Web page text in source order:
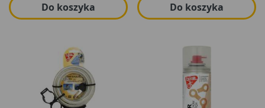
Do koszyka Do koszyka